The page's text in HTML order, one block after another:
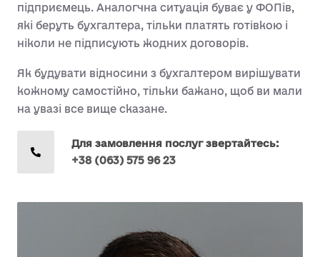
підприємець. Аналогчна ситуація буває у ФОПів,
які беруть бухгалтера, тільки платять готівкою і
ніколи не підписують жодних договорів.
Як будувати відносини з бухгалтером вирішувати
кожному самостійно, тільки бажано, щоб ви мали
на увазі все вище сказане.
Для замовлення послуг звертайтесь:
+38 (063) 575 96 23